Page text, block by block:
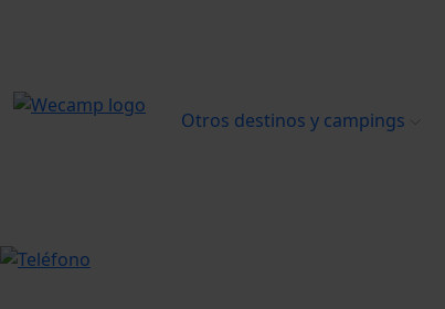
Otros destinos y campings